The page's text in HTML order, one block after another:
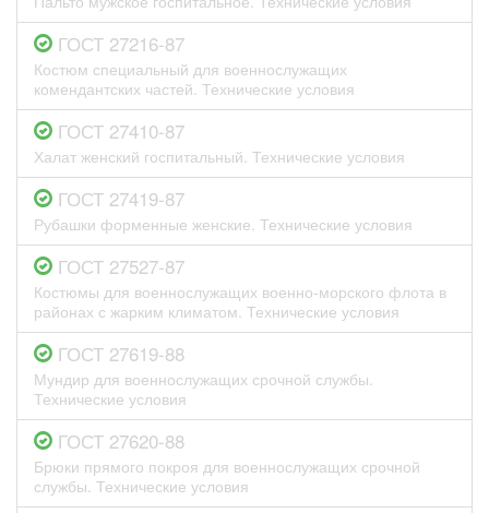
ГОСТ 27216-87
Костюм специальный для военнослужащих
комендантских частей. Технические условия
ГОСТ 27410-87
Халат женский госпитальный. Технические условия
ГОСТ 27419-87
Рубашки форменные женские. Технические условия
ГОСТ 27527-87
Костюмы для военнослужащих военно-морского флота в
районах с жарким климатом. Технические условия
ГОСТ 27619-88
Мундир для военнослужащих срочной службы.
Технические условия
ГОСТ 27620-88
Брюки прямого покроя для военнослужащих срочной
службы. Технические условия